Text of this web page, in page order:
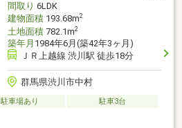
間取り 6LDK
建物面積193.68m2
土地面積782.1m2
築年月 1984年6月(築42年3ヶ月)
ＪＲ上越線 渋川駅 徒歩18分
群馬県渋川市中村
駐車場あり
駐車3台